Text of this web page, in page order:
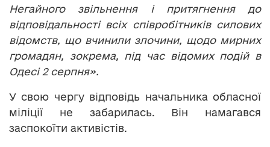
Негайного звільнення і притягнення до
відповідальності всіх співробітників силових
відомств, що вчинили злочини, щодо мирних
громадян, зокрема, під час відомих подій в
Одесі 2 серпня».
У свою чергу відповідь начальника обласної
міліції не забарилась. Він намагався
заспокоїти активістів.